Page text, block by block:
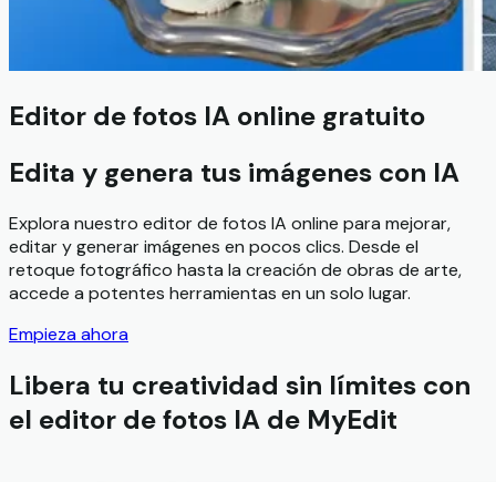
Editor de fotos IA online gratuito
Edita y genera tus imágenes con IA
Explora nuestro editor de fotos IA online para mejorar,
editar y generar imágenes en pocos clics. Desde el
retoque fotográfico hasta la creación de obras de arte,
accede a potentes herramientas en un solo lugar.
Empieza ahora
Libera tu creatividad sin límites con
el editor de fotos IA de MyEdit